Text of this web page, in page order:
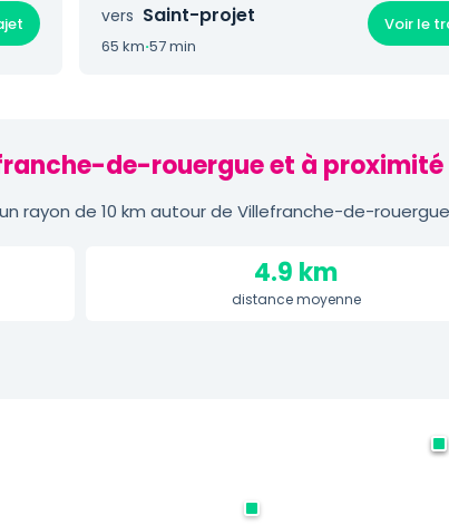
vers Saint-projet
65 km·57 min
Voir le
de-rouergue et à proximité
rayon de 10 km autour de Villefranche-de-
4.9 km
distance moyenne